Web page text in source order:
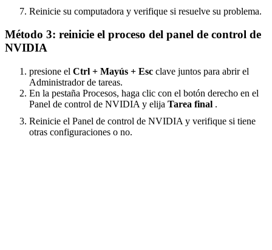
Reinicie su computadora y verifique si resuelve su problema.
Método 3: reinicie el proceso del panel de control de
NVIDIA
presione el Ctrl + Mayús + Esc clave juntos para abrir el
Administrador de tareas.
En la pestaña Procesos, haga clic con el botón derecho en el
Panel de control de NVIDIA y elija Tarea final .
Reinicie el Panel de control de NVIDIA y verifique si tiene
otras configuraciones o no.